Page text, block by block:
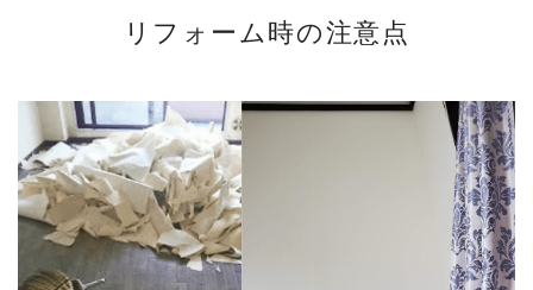
リフォーム時の注意点